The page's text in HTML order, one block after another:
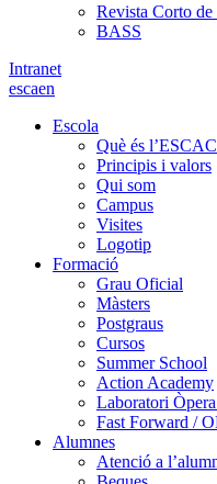
Revista Corto de
BASS
Intranet
escaen
Escola
Què és l’ESCAC
Principis i valors
Qui som
Campus
Visites
Logotip
Formació
Grau Oficial
Màsters
Postgraus
Cursos
Summer School
Action Academy
Laboratori
Fast Forward /
Alumnes
Atenció a